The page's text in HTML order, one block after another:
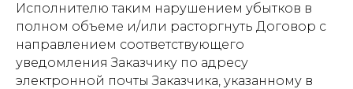
Исполнителю таким нарушением убытков в
полном объеме и/или расторгнуть Договор с
направлением соответствующего
уведомления Заказчику по адресу
электронной почты Заказчика, указанному в